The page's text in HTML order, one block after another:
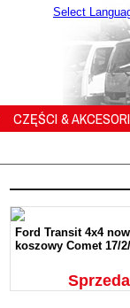
Select
CZĘŚCI &
Ford Transit 4x4
koszowy Comet 17/